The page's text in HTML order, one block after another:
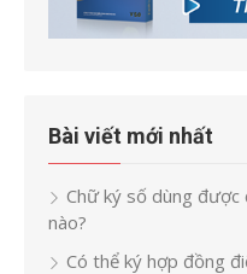
Bài viết mới nhất
Chữ ký số dùng được
nào?
Có thể ký hợp đồng